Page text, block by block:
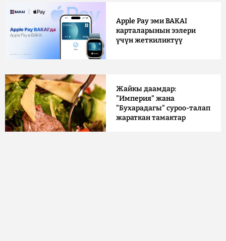
Apple Pay эми BAKAI
карталарынын ээлери
үчүн жеткиликтүү
Жайкы даамдар:
"Империя" жана
"Бухарадагы" суроо-талап
жараткан тамактар